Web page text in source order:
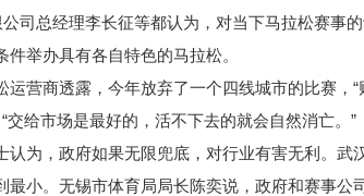
总经理李长征等都认为，对当下马拉松赛事
举办具有各自特色的马拉松。
营商透露，今年放弃了一个四线城市的比赛，“
给市场是最好的，活不下去的就会自然消亡。”
为，政府如果无限兜底，对行业有害无利。武
小。无锡市体育局局长陈奕说，政府和赛事公